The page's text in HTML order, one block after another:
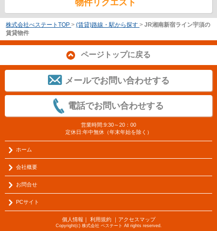
物件リクエスト
株式会社べステートTOP > (賃貸)路線・駅から探す > JR湘南新宿ライン宇須の
賃貸物件
ページトップに戻る
メールでお問い合わせする
電話でお問い合わせする
営業時間:9:30～20：00
定休日:年中無休（年末年始を除く）
ホーム
会社概要
お問合せ
PCサイト
個人情報 ｜ 利用規約｜ アクセスマップ
Copyright(c) 株式会社 ベステート All rights reserved.